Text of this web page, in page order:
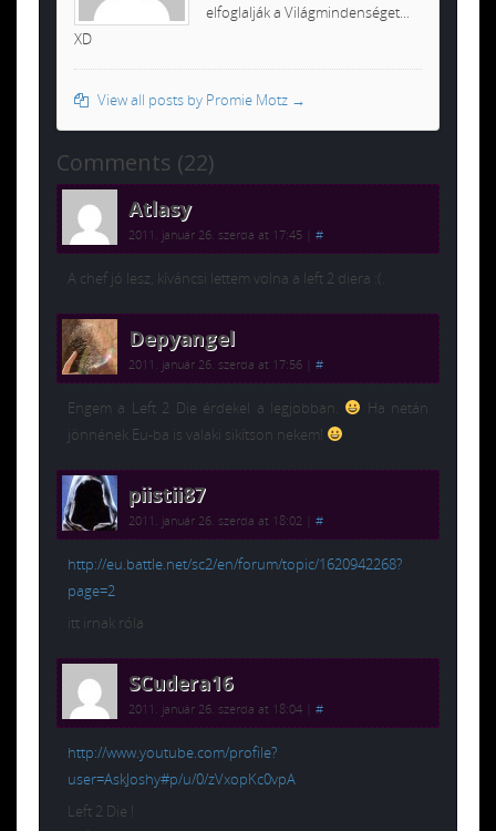
elfoglalják a Világmindenséget...
XD
View all posts by Promie Motz →
Comments (22)
Atlasy
2011. január 26. szerda at 17:45 #
A chef jó lesz, kíváncsi lettem volna a left 2 diera :(.
Depyangel
2011. január 26. szerda at 17:56 #
Engem a Left 2 Die érdekel a legjobban.
Ha netán
jönnének Eu-ba is valaki sikítson nekem!
piistii87
2011. január 26. szerda at 18:02 #
http://eu.battle.net/sc2/en/forum/topic/1620942268?
page=2
itt irnak róla
SCudera16
2011. január 26. szerda at 18:04 #
http://www.youtube.com/profile?
user=AskJoshy#p/u/0/zVxopKc0vpA
Left 2 Die !